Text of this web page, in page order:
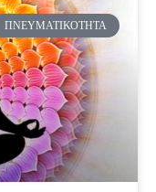
ΠΝΕΥΜΑΤΙΚΌΤΗΤΑ